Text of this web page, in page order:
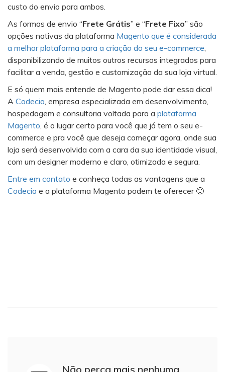
custo do envio para ambos.
As formas de envio “Frete Grátis” e “Frete Fixo” são
opções nativas da plataforma Magento que é considerada
a melhor plataforma para a criação do seu e-commerce
disponibilizando de muitos outros recursos integrados para
facilitar a venda, gestão e customização da sua loja virtual.
E só quem mais entende de Magento pode dar essa dica!
A Codecia , empresa especializada em desenvolvimento,
hospedagem e consultoria voltada para a plataforma
Magento , é o lugar certo para você que já tem o seu e-
commerce e pra você que deseja começar agora, onde sua
loja será desenvolvida com a cara da sua identidade visual,
com um designer moderno e claro, otimizada e segura.
Entre em contato e conheça todas as vantagens que a
Codecia e a plataforma Magento podem te oferecer 🙂
Não perca mais nenhuma